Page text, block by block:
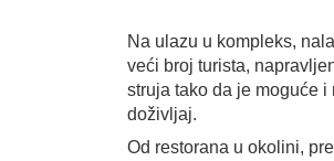
Na ulazu u kompleks,
veći broj turista,
struja tako da je moguće
doživljaj.
Od restorana u okolini,